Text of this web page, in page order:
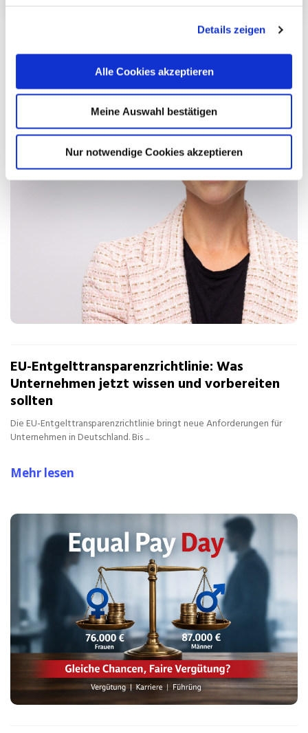
Details zeigen
Alle Cookies akzeptieren
Meine Auswahl bestätigen
Nur notwendige Cookies akzeptieren
EU-Entgelttransparenzrichtlinie: Was
Unternehmen jetzt wissen und vorbereiten
sollten
Die EU-Entgelttransparenzrichtlinie bringt neue Anforderungen für
Unternehmen in Deutschland. Bis ...
Mehr lesen